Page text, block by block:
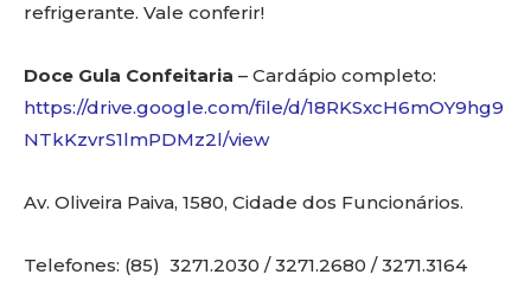
refrigerante. Vale conferir!
Doce Gula Confeitaria – Cardápio completo:
https://drive.google.com/file/d/18RKSxcH6mOY9hg9
NTkKzvrS1lmPDMz2l/view
Av. Oliveira Paiva, 1580, Cidade dos Funcionários.
Telefones: (85) 3271.2030 / 3271.2680 / 3271.3164